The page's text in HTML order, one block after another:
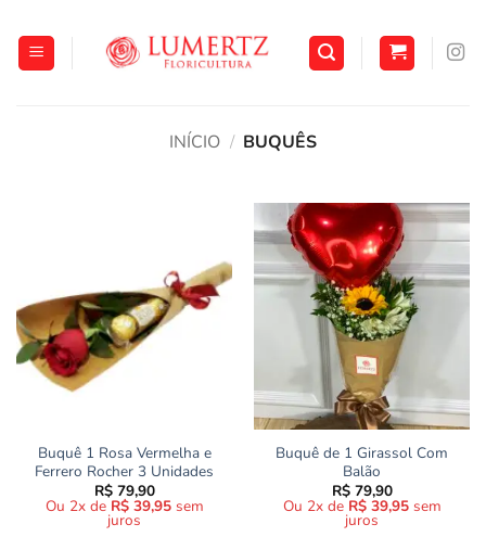
content
INÍCIO / BUQUÊS
Buquê 1 Rosa Vermelha e
Ferrero Rocher 3 Unidades
R$79,90
Ou 2x de R$39,95 sem
juros
Buquê de 1 Girassol Com
Balão
R$79,90
Ou 2x de R$39,95 sem
juros